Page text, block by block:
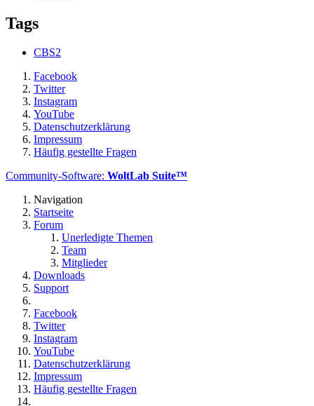
Tags
CBS2
Facebook
Twitter
Instagram
YouTube
Datenschutzerklärung
Impressum
Häufig gestellte Fragen
Community-Software: WoltLab Suite™
Navigation
Startseite
Forum
Unerledigte Themen
Team
Mitglieder
Downloads
Support
Facebook
Twitter
Instagram
YouTube
Datenschutzerklärung
Impressum
Häufig gestellte Fragen